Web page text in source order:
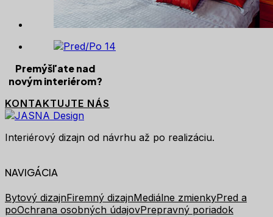
Premýšľate nad
novým interiérom?
KONTAKTUJTE NÁS
Interiérový dizajn od návrhu až po realizáciu.
NAVIGÁCIA
Bytový dizajnFiremný dizajnMediálne zmienkyPred a
poOchrana osobných údajovPrepravný poriadok